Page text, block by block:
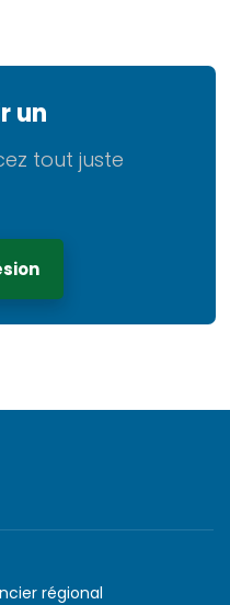
un
tout juste
régional